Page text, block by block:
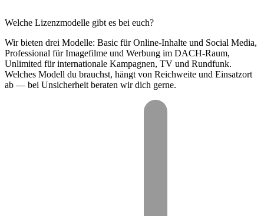
Welche Lizenzmodelle gibt es bei euch?
Wir bieten drei Modelle: Basic für Online-Inhalte und Social Media,
Professional für Imagefilme und Werbung im DACH-Raum,
Unlimited für internationale Kampagnen, TV und Rundfunk.
Welches Modell du brauchst, hängt von Reichweite und Einsatzort
ab — bei Unsicherheit beraten wir dich gerne.